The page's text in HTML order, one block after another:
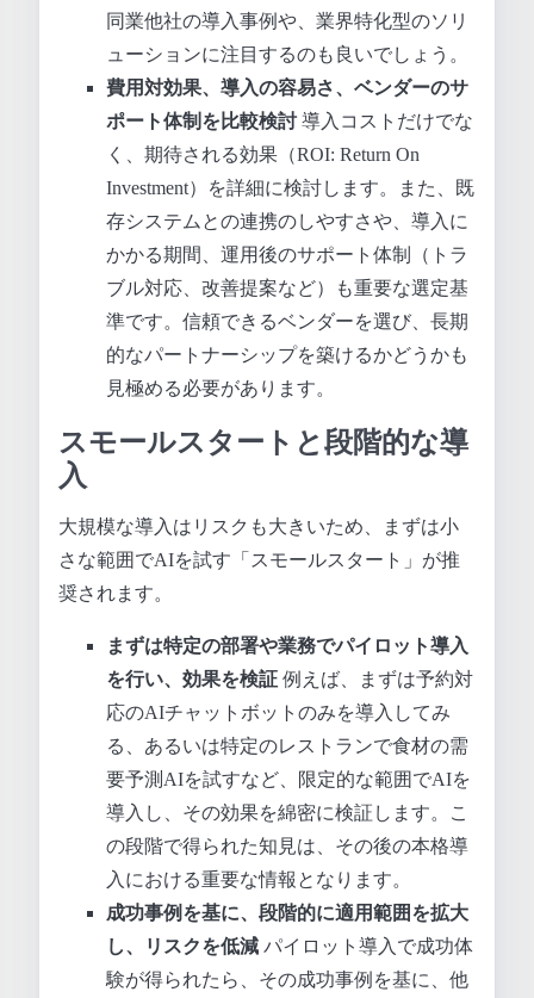
同業他社の導入事例や、業界特化型のソリ
ューションに注目するのも良いでしょう。
費用対効果、導入の容易さ、ベンダーのサ
ポート体制を比較検討導入コストだけでな
く、期待される効果（ROI: Return On
Investment）を詳細に検討します。また、既
存システムとの連携のしやすさや、導入に
かかる期間、運用後のサポート体制（トラ
ブル対応、改善提案など）も重要な選定基
準です。信頼できるベンダーを選び、長期
的なパートナーシップを築けるかどうかも
見極める必要があります。
スモールスタートと段階的な導
入
大規模な導入はリスクも大きいため、まずは小
さな範囲でAIを試す「スモールスタート」が推
奨されます。
まずは特定の部署や業務でパイロット導入
を行い、効果を検証例えば、まずは予約対
応のAIチャットボットのみを導入してみ
る、あるいは特定のレストランで食材の需
要予測AIを試すなど、限定的な範囲でAIを
導入し、その効果を綿密に検証します。こ
の段階で得られた知見は、その後の本格導
入における重要な情報となります。
成功事例を基に、段階的に適用範囲を拡大
し、リスクを低減パイロット導入で成功体
験が得られたら、その成功事例を基に、他